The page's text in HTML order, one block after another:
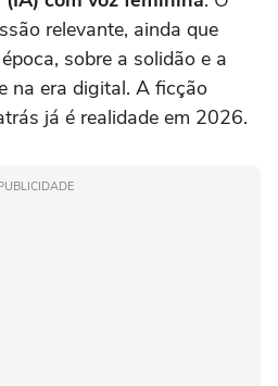
relevante, ainda que
sobre a solidão e a
na era digital. A ficção
já é realidade em 2026.